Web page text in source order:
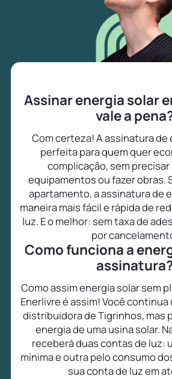
Assinar energia solar
vale a
Com certeza! A assinatura de
perfeita para quem quer
complicação, sem
equipamentos ou fazer obras.
apartamento, a assinatura de
maneira mais fácil e rápida de
luz. E o melhor: sem taxa de
por
Como funciona a
Como assim energia solar sem
Enerlivre é assim! Você continua
distribuidora de Tigrinhos, mas
energia de uma usina solar.
receberá duas contas de luz:
mínima e outra pelo consumo
sua conta de luz em